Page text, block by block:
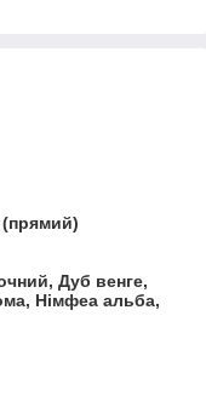
(прямий)
Дуб венге,
Німфеа альба,